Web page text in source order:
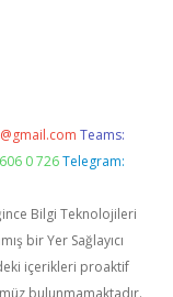
Teams:
0 726 Telegram:
Bilgi Teknolojileri
bir Yer Sağlayıcı
içerikleri proaktif
bulunmamaktadır.